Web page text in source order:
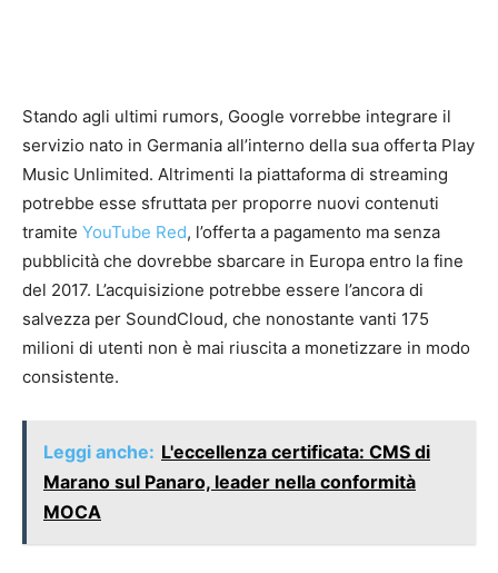
Stando agli ultimi rumors, Google vorrebbe integrare il
servizio nato in Germania all’interno della sua offerta Play
Music Unlimited. Altrimenti la piattaforma di streaming
potrebbe esse sfruttata per proporre nuovi contenuti
tramite YouTube Red, l’offerta a pagamento ma senza
pubblicità che dovrebbe sbarcare in Europa entro la fine
del 2017. L’acquisizione potrebbe essere l’ancora di
salvezza per SoundCloud, che nonostante vanti 175
milioni di utenti non è mai riuscita a monetizzare in modo
consistente.
Leggi anche: L'eccellenza certificata: CMS di
Marano sul Panaro, leader nella conformità
MOCA